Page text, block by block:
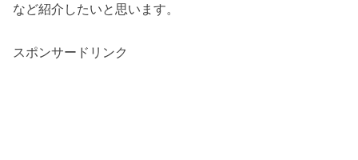
など紹介したいと思います。
スポンサードリンク